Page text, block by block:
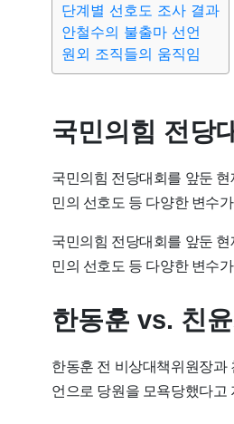
단계별 선호도 조사 결과
안철수의 불출마 선언
원외 조직들의 움직임
국민의힘 전당
국민의힘 전당대회를 앞둔
민의 선호도 등 다양한 변수
국민의힘 전당대회를 앞둔
민의 선호도 등 다양한 변수
한동훈 vs. 친윤
한동훈 전 비상대책위원장
언으로 당원을 모욕당했다